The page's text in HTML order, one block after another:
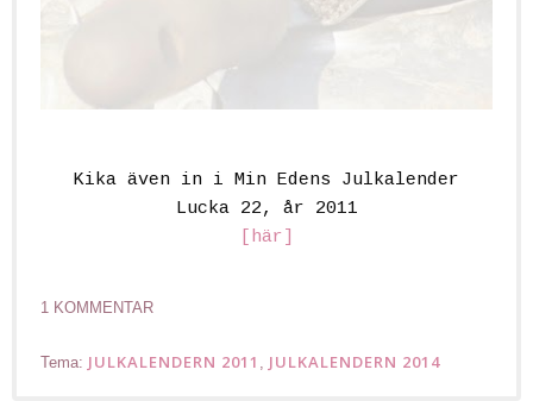
Kika även in i Min Edens Julkalender
Lucka 22, år 2011
[här]
1 KOMMENTAR
Tema: JULKALENDERN 2011 , JULKALENDERN 2014